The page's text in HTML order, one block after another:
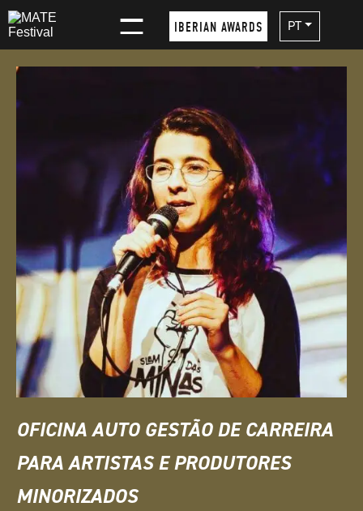
IBERIAN AWARDS PT
OFICINA AUTO GESTÃO DE CARREIRA
PARA ARTISTAS E PRODUTORES
MINORIZADOS